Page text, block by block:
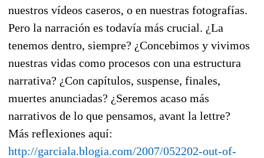
nuestros vídeos caseros, o en nuestras fotografías.
Pero la narración es todavía más crucial. ¿La
tenemos dentro, siempre? ¿Concebimos y vivimos
nuestras vidas como procesos con una estructura
narrativa? ¿Con capítulos, suspense, finales,
muertes anunciadas? ¿Seremos acaso más
narrativos de lo que pensamos, avant la lettre?
Más reflexiones aquí:
http://garciala.blogia.com/2007/052202-out-of-